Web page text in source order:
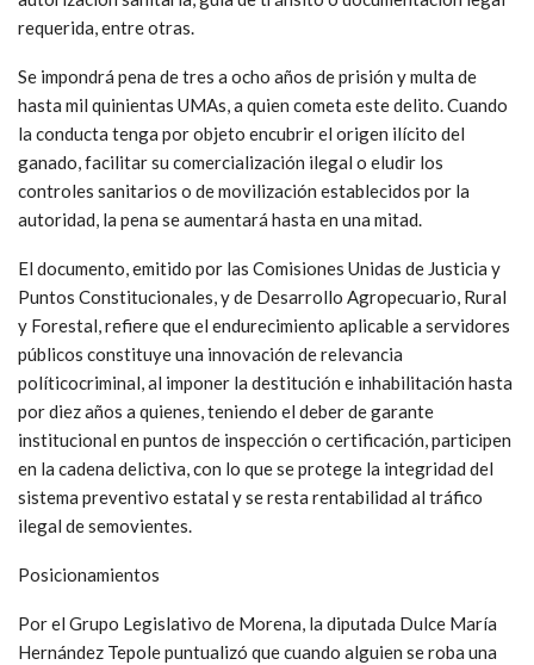
requerida, entre otras.
Se impondrá pena de tres a ocho años de prisión y multa de
hasta mil quinientas UMAs, a quien cometa este delito. Cuando
la conducta tenga por objeto encubrir el origen ilícito del
ganado, facilitar su comercialización ilegal o eludir los
controles sanitarios o de movilización establecidos por la
autoridad, la pena se aumentará hasta en una mitad.
El documento, emitido por las Comisiones Unidas de Justicia y
Puntos Constitucionales, y de Desarrollo Agropecuario, Rural
y Forestal, refiere que el endurecimiento aplicable a servidores
públicos constituye una innovación de relevancia
políticocriminal, al imponer la destitución e inhabilitación hasta
por diez años a quienes, teniendo el deber de garante
institucional en puntos de inspección o certificación, participen
en la cadena delictiva, con lo que se protege la integridad del
sistema preventivo estatal y se resta rentabilidad al tráfico
ilegal de semovientes.
Posicionamientos
Por el Grupo Legislativo de Morena, la diputada Dulce María
Hernández Tepole puntualizó que cuando alguien se roba una